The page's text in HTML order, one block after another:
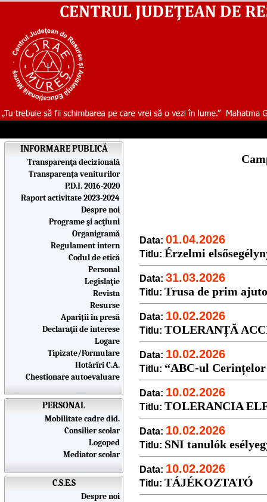
INFORMARE PUBLICĂ
Transparenţa decizională
Transparența veniturilor
P.D.I. 2016-2020
Raport activitate 2023-2024
Despre noi
Programe şi acţiuni
Organigramă
Regulament intern
Codul de etică
Personal
Legislaţie
Revista
Resurse
Apariții în presă
Declaraţii de interese
Logare
Tipizate/Formulare
Hotărîri C.A.
Chestionare autoevaluare
PERSONAL
Mobilitate cadre did.
Consilier scolar
Logoped
Mediator scolar
C.S.E.S
Despre noi
Data: 01.04.2026
Titlu: Érzelmi
Data: 31.03.2026
Titlu: Trusa de prim
Data: 10.02.2026
Titlu: TOLERANȚĂ
Data: 10.02.2026
Titlu: “ABC-ul Cerințelor
Data: 10.02.2026
Titlu: TOLERANCIA
Data: 10.02.2026
Titlu: SNI tanulók
Data: 10.02.2026
Titlu: TÁJÉKOZTATÓ